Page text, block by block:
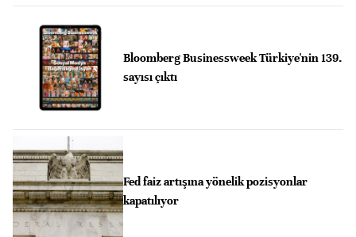
Bloomberg Businessweek Türkiye'nin 139.
sayısı çıktı
Fed faiz artışına yönelik pozisyonlar
kapatılıyor